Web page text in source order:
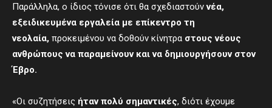
Παράλληλα, ο ίδιος τόνισε ότι θα σχεδιαστούννέα,
εξειδικευμένα εργαλεία με επίκεντρο τη
νεολαία, προκειμένου να δοθούν κίνητρα στους νέους
ανθρώπους να παραμείνουν και να δημιουργήσουν στον
Έβρο.
«Οι συζητήσεις ήταν πολύ σημαντικές, διότι έχουμε